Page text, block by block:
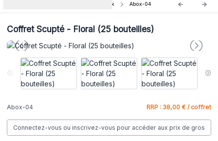
Coffrets Aromathérapie Artisanaux Abox-04
Coffret Scupté - Floral (25 bouteilles)
Abox-04 RRP : 38,00 € / coffret
Connectez-vous ou inscrivez-vous pour accéder aux prix de gros